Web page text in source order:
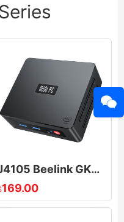
J4105 Beelink GK35 Pro Windows 10 MINI PC, BT4.0, Dual HDMI Ports, Gigabit Ethernet, Support WOL
169.00